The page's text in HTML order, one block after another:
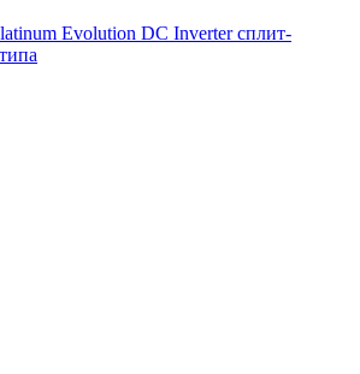
Evolution DC Inverter сплит-